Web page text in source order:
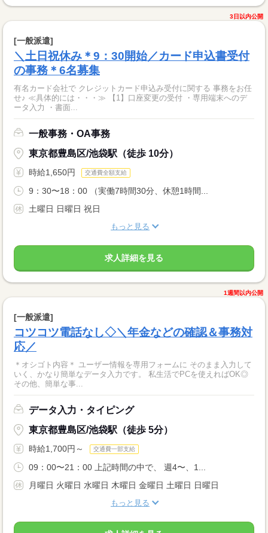
3日以内公開
[一般派遣]
＼土日祝休み＊9：30開始／カード申込書受付
の事務＊6名募集
有名カード会社で クレジットカード申込み受付に関する 事務をお任
せ♪ ≪具体的には・・・≫ 【1】口座変更の受付 ・専用端末へのデ
ータ入力 ・書面...
一般事務・OA事務
東京都豊島区/池袋駅（徒歩 10分）
時給1,650円 交通費全額支給
9：30〜18：00 （実働7時間30分、休憩1時間...
土曜日 日曜日 祝日
もっと見る
求人詳細を見る
1週間以内公開
[一般派遣]
コツコツ電話なし◇＼年金などの確認＆事務対
応／
＊オシゴト内容＊ ユーザー情報を専用フォームに そのまま入力して
いく、かなり簡単なデータ入力です。 私生活でPCを使えればOK◎
その他、簡単な事...
データ入力・タイピング
東京都豊島区/池袋駅（徒歩 5分）
時給1,700円～ 交通費一部支給
09：00〜21：00 上記時間の中で、 週4〜、1...
月曜日 火曜日 水曜日 木曜日 金曜日 土曜日 日曜日
もっと見る